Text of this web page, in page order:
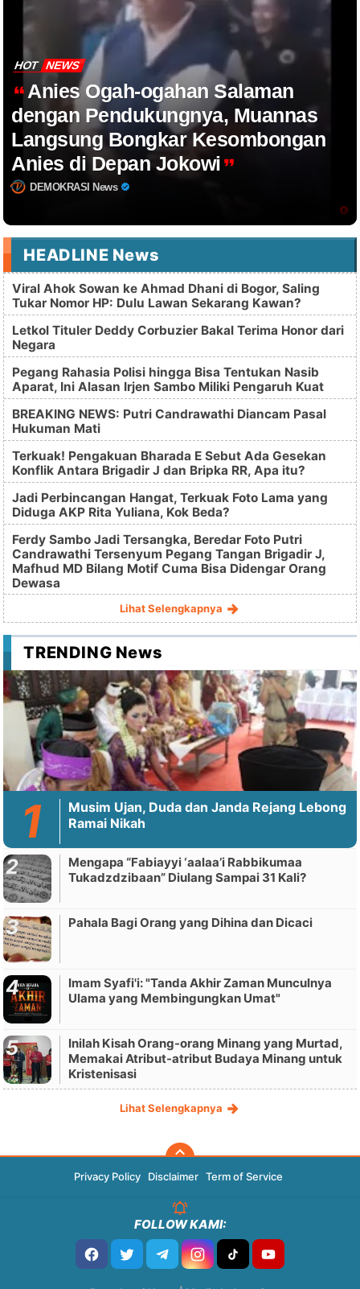
HOT NEWS
Anies Ogah-ogahan Salaman
dengan Pendukungnya, Muannas
Langsung Bongkar Kesombongan
Anies di Depan Jokowi
DEMOKRASI News
HEADLINE News
Viral Ahok Sowan ke Ahmad Dhani di Bogor, Saling
Tukar Nomor HP: Dulu Lawan Sekarang Kawan?
Letkol Tituler Deddy Corbuzier Bakal Terima Honor dari
Negara
Pegang Rahasia Polisi hingga Bisa Tentukan Nasib
Aparat, Ini Alasan Irjen Sambo Miliki Pengaruh Kuat
BREAKING NEWS: Putri Candrawathi Diancam Pasal
Hukuman Mati
Terkuak! Pengakuan Bharada E Sebut Ada Gesekan
Konflik Antara Brigadir J dan Bripka RR, Apa itu?
Jadi Perbincangan Hangat, Terkuak Foto Lama yang
Diduga AKP Rita Yuliana, Kok Beda?
Ferdy Sambo Jadi Tersangka, Beredar Foto Putri
Candrawathi Tersenyum Pegang Tangan Brigadir J,
Mafhud MD Bilang Motif Cuma Bisa Didengar Orang
Dewasa
Lihat Selengkapnya
TRENDING News
Musim Ujan, Duda dan Janda Rejang Lebong
Ramai Nikah
Mengapa “Fabiayyi ‘aalaa’i Rabbikumaa
Tukadzdzibaan” Diulang Sampai 31 Kali?
Pahala Bagi Orang yang Dihina dan Dicaci
Imam Syafi'i: "Tanda Akhir Zaman Munculnya
Ulama yang Membingungkan Umat"
Inilah Kisah Orang-orang Minang yang Murtad,
Memakai Atribut-atribut Budaya Minang untuk
Kristenisasi
Lihat Selengkapnya
Privacy Policy Disclaimer Term of Service
FOLLOW KAMI: